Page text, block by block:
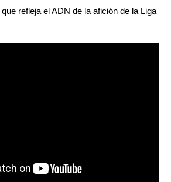
refleja el ADN de la afición de la Liga